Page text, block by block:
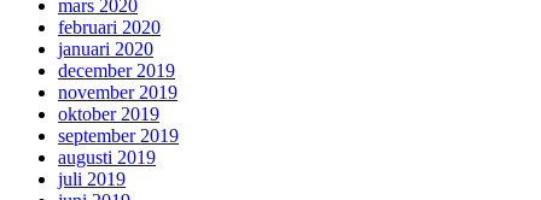
mars 2020
februari 2020
januari 2020
december 2019
november 2019
oktober 2019
september 2019
augusti 2019
juli 2019